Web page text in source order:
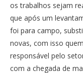
os trabalhos sejam
que após um
foi para campo,
novas, com isso
responsável pelo
com a chegada de